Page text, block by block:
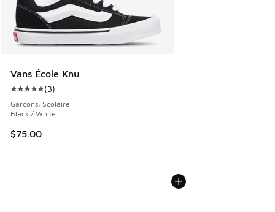
Vans École Knu
Cote moyenne du client - [5 sur 5 étoiles], 3 commentaires
(3)
Garçons, Scolaire
Black / White
$75.00